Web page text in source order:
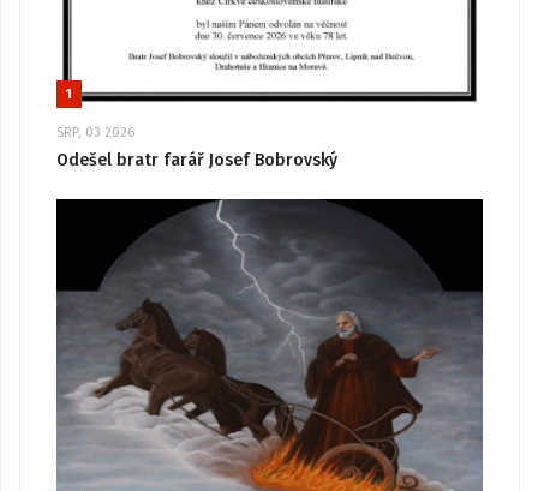
1
SRP, 03 2026
Odešel bratr farář Josef Bobrovský